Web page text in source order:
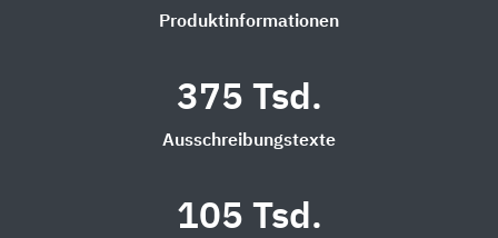
Produktinformationen
375 Tsd.
Ausschreibungstexte
105 Tsd.